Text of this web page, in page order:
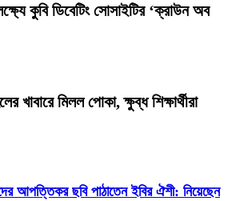
কুবি ডিবেটিং সোসাইটির ‘ক্রাউন অব
খাবারে মিলল পোকা, ক্ষুব্ধ শিক্ষার্থীরা
আপত্তিকর ছবি পাঠাতেন ইবির ঐশী: নিয়েছেন